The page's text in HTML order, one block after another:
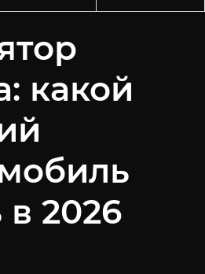
какой
2026